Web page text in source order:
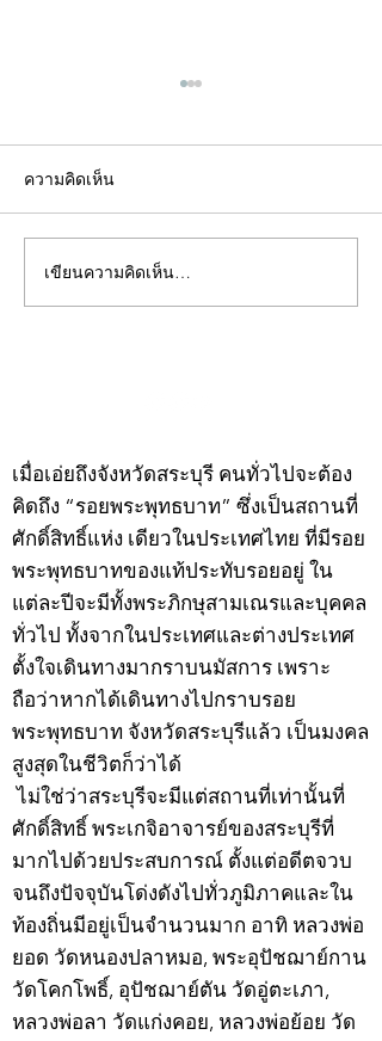
คอลัมน์"จับชีพจรวงการ
พระ"ประจำพุธที่ 29
ความคิดเห็น
เขียนความคิดเห็น…
เมื่อเอ่ยถึงจังหวัดสระบุรี คนทั่วไปจะต้อง
คิดถึง “รอยพระพุทธบาท” ซึ่งเป็นสถานที่
ศักดิ์สิทธิ์แห่ง เดียวในประเทศไทย ที่มีรอย
พระพุทธบาทของแท้ประทับรอยอยู่ ใน
แต่ละปีจะมีทั้งพระภิกษุสามเณรและบุคคล
ทั่วไป ทั้งจากในประเทศและต่างประเทศ
ตั้งใจเดินทางมากราบนมัสการ เพราะ
ถือว่าหากได้เดินทางไปกราบรอย
พระพุทธบาท จังหวัดสระบุรีแล้ว เป็นมงคล
สูงสุดในชีวิตก็ว่าได้
ไม่ใช่ว่าสระบุรีจะมีแต่สถานที่เท่านั้นที่
ศักดิ์สิทธิ์ พระเกจิอาจารย์ของสระบุรีที่
มากไปด้วยประสบการณ์ ตั้งแต่อดีตจวบ
จนถึงปัจจุบันโด่งดังไปทั่วภูมิภาคและใน
ท้องถิ่นมีอยู่เป็นจำนวนมาก อาทิ หลวงพ่อ
ยอด วัดหนองปลาหมอ, พระอุปัชฌาย์กาน
วัดโคกโพธิ์, อุปัชฌาย์ตัน วัดอู่ตะเภา,
หลวงพ่อลา วัดแก่งคอย, หลวงพ่อย้อย วัด